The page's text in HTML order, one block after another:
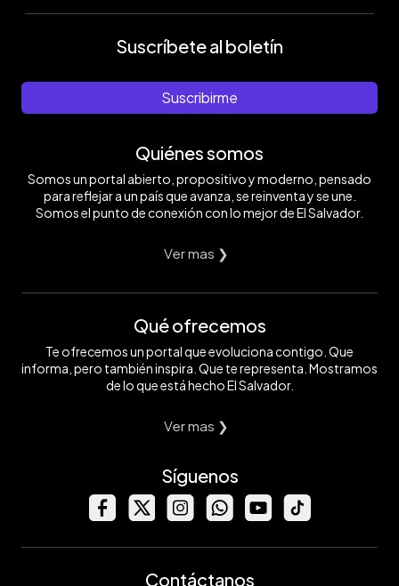
Suscríbete al boletín
Suscribirme
Quiénes somos
Somos un portal abierto, propositivo y moderno, pensado
para reflejar a un país que avanza, se reinventa y se une.
Somos el punto de conexión con lo mejor de El Salvador.
Ver mas ❯
Qué ofrecemos
Te ofrecemos un portal que evoluciona contigo. Que
informa, pero también inspira. Que te representa. Mostramos
de lo que está hecho El Salvador.
Ver mas ❯
Síguenos
Contáctanos